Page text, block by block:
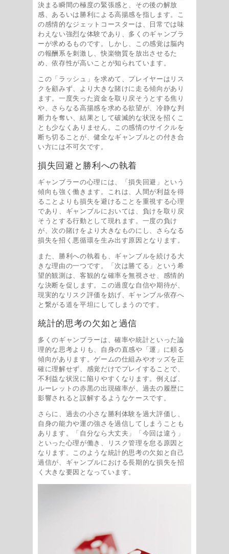
決まる瞬間の極度の緊張感と、その後の解放
感、あるいは勝利による高揚感を指します。こ
の感情的なジェットコースターは、日常では味
わえない強烈な体験であり、多くのギャンブラ
ーが求めるものです。しかし、この感覚は脳内
の報酬系を刺激し、快楽物質を放出させるた
め、依存性が高いことが知られています。
この「ラッシュ」を求めて、プレイヤーはリス
クを顧みず、より大きな賭けに走る傾向があり
ます。一度失った資金を取り戻そうとする焦り
や、さらなる高揚感を求める欲望が、冷静な判
断力を奪い、結果として破滅的な状況を招くこ
とも少なくありません。この感情のサイクルを
断ち切ることが、健全なギャンブルとの付き合
い方には不可欠です。
損失回避と勝利への執着
ギャンブラーの心理には、「損失回避」という
傾向も強く働きます。これは、人間が利益を得
ることよりも損失を避けることを重視する心理
であり、ギャンブルにおいては、負けを取り戻
そうとする行動として現れます。一度の負け
が、次の賭けをより大きなものにし、さらなる
損失を招く悪循環を生み出す原因となります。
また、勝利への執着も、ギャンブルを続ける大
きな理由の一つです。「次は勝てる」という希
望的観測は、客観的な確率を無視させ、感情的
な決断を促します。この過度な自信や期待が、
現実的なリスク評価を妨げ、ギャンブル依存へ
と繋がる道を平坦にしてしまうのです。
統計的思考の欠如と過信
多くのギャンブラーは、確率や統計といった論
理的な思考よりも、自身の直感や「運」に頼る
傾向があります。ゲームの仕組みやオッズを正
確に理解せず、感覚だけでプレイすることで、
不利益な状況に陥りやすくなります。例えば、
ルーレットの赤黒の出現確率が、過去の履歴に
影響されると誤解するようなケースです。
さらに、過去の小さな勝利体験を過大評価し、
自身の能力や運の強さを過信してしまうことも
あります。「自分なら大丈夫」「今回は違う」
といった心理が働き、リスク管理を怠る原因と
なります。このような統計的思考の欠如と自己
過信が、ギャンブルにおける長期的な損失を招
く大きな要因となっています。